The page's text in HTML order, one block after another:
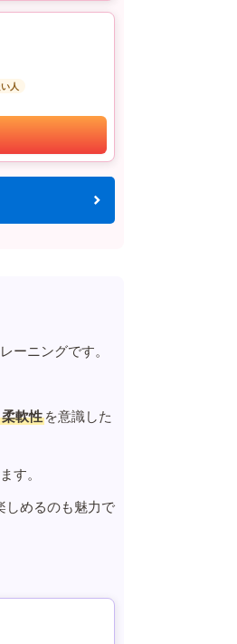
人
ーニングです。
柔軟性 を意識した
す。
しめるのも魅力で